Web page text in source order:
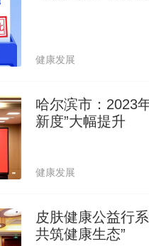
健康发展
哈尔滨市：2023
新度”大幅提升
健康发展
皮肤健康公益行
共筑健康生态”